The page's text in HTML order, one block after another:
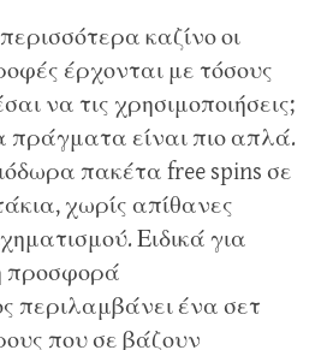
καζίνο οι
έρχονται με τόσους
να τις χρησιμοποιήσεις;
πράγματα είναι πιο απλά.
πακέτα free spins σε
χωρίς απίθανες
Ειδικά για
προσφορά
περιλαμβάνει ένα σετ
που σε βάζουν